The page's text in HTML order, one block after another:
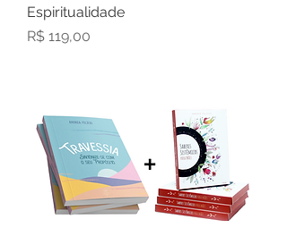
Espiritualidade
Preço
R$ 119,00